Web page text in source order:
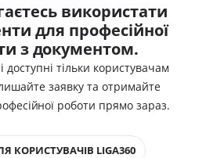
використати
для професійної
з документом.
доступні тільки користувачам
заявку та отримайте
роботи прямо зараз.
КОРИСТУВАЧІВ LIGA360